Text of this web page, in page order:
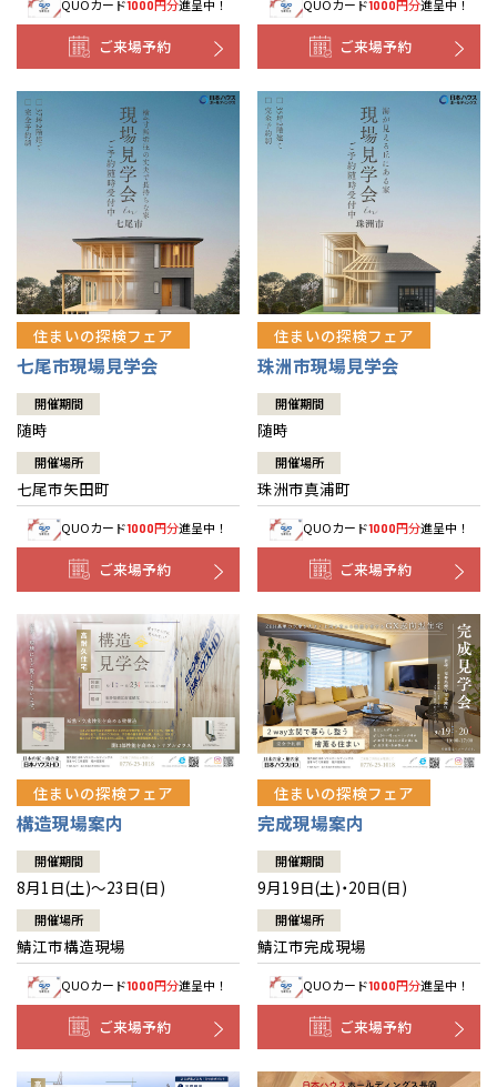
QUOカード1000円分進呈中！
ご来場予約
QUOカード1000円分進呈中！
ご来場予約
住まいの探検フェア
七尾市現場見学会
開催期間
随時
開催場所
七尾市矢田町
QUOカード1000円分進呈中！
ご来場予約
住まいの探検フェア
珠洲市現場見学会
開催期間
随時
開催場所
珠洲市真浦町
QUOカード1000円分進呈中！
ご来場予約
住まいの探検フェア
構造現場案内
開催期間
8月1日(土)～23日(日)
開催場所
鯖江市構造現場
QUOカード1000円分進呈中！
ご来場予約
住まいの探検フェア
完成現場案内
開催期間
9月19日(土)・20日(日)
開催場所
鯖江市完成現場
QUOカード1000円分進呈中！
ご来場予約